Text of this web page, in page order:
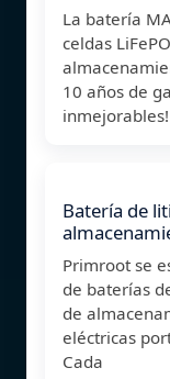
La batería
celdas
10 años de
inmejorables!
Batería de
Primroot se
de baterías
de
eléctricas
Cada